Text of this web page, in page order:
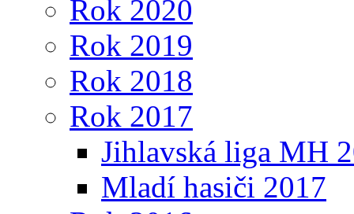
Rok 2020
Rok 2019
Rok 2018
Rok 2017
Jihlavská liga MH
Mladí hasiči 2017